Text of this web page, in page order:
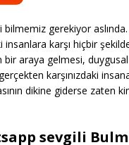
gerekiyor aslında.
insanlara karşı hiçbir
bir araya gelmesi,
karşınızdaki insana
dikine giderse zaten
sevgili